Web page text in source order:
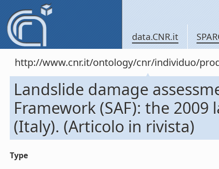
data.CNR.it
http://www.cnr.it/ontology/cnr/individuo/
Landslide damage
Framework (SAF): the
(Italy). (Articolo in rivista)
Type